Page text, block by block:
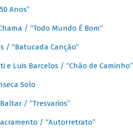
Anos”
/ “Todo Mundo É Bom”
/ “Batucada Canção”
e Luis Barcelos / “Chão de Caminho”
Solo
/ “Tresvarios”
/ “Autorretrato”